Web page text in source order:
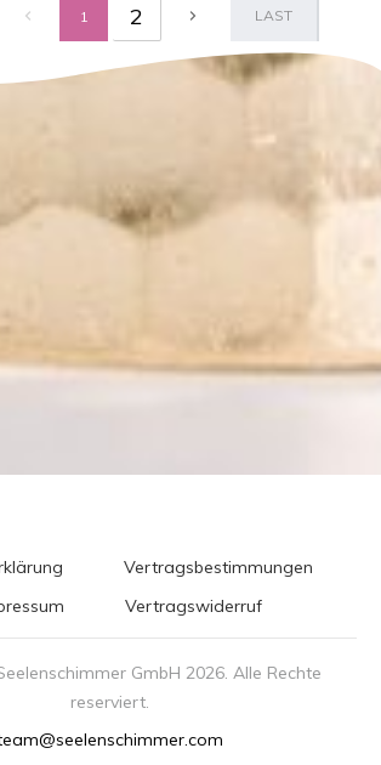
1 2 LAST
Vertragsbestimmungen
Vertragswiderruf
GmbH 2026. Alle Rechte
reserviert.